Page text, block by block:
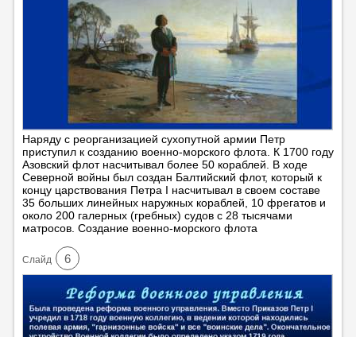
Наряду с реорганизацией сухопутной армии Петр
приступил к созданию военно-морского флота. К 1700 году
Азовский флот насчитывал более 50 кораблей. В ходе
Северной войны был создан Балтийский флот, который к
концу царствования Петра I насчитывал в своем составе
35 больших линейных наружных кораблей, 10 фрегатов и
около 200 галерных (гребных) судов с 28 тысячами
матросов. Создание военно-морского флота
Cлайд 6